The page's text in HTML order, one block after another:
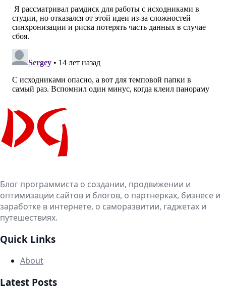
Блог программиста о создании, продвижении и
оптимизации сайтов и блогов, о партнерках, бизнесе и
заработке в интернете, о саморазвитии, гаджетах и
путешествиях.
Quick Links
About
Latest Posts